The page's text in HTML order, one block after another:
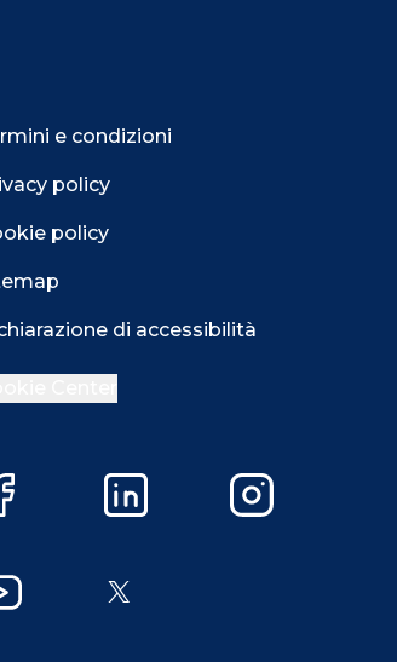
e condizioni
policy
policy
di accessibilità
LinkedIn Instagram
XPiù opzioni